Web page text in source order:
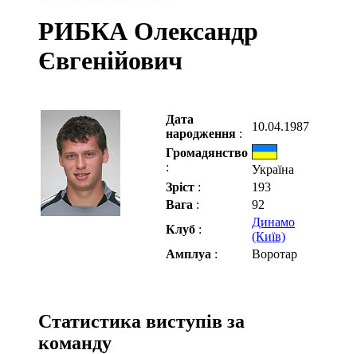
РИБКА Олександр
Євгенійович
Дата
народження :
10.04.1987
Громадянство
:
Україна
Зріст :
193
Вага :
92
Клуб :
Динамо
(Київ)
Амплуа : Воротар
Статистика виступів за
команду